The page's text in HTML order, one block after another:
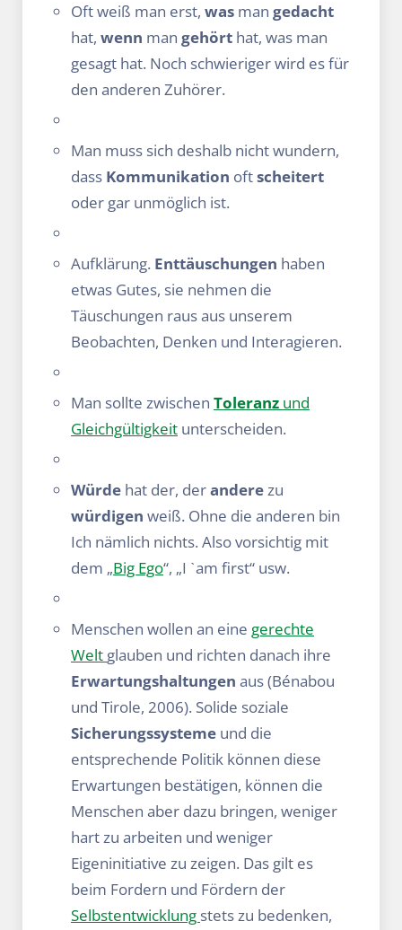
Oft weiß man erst, was man gedacht
hat, wenn man gehört hat, was man
gesagt hat. Noch schwieriger wird es für
den anderen Zuhörer.
Man muss sich deshalb nicht wundern,
dass Kommunikation oftscheitert
oder gar unmöglich ist.
Aufklärung. Enttäuschungen haben
etwas Gutes, sie nehmen die
Täuschungen raus aus unserem
Beobachten, Denken und Interagieren.
Man sollte zwischen Toleranz und
Gleichgültigkeit unterscheiden.
Würde hat der, deranderezu
würdigen weiß. Ohne die anderen bin
Ich nämlich nichts. Also vorsichtig mit
dem „Big Ego“, „I ˋam first“ usw.
Menschen wollen an eine gerechte
Welt glauben und richten danach ihre
Erwartungshaltungen aus (Bénabou
und Tirole, 2006). Solide soziale
Sicherungssysteme und die
entsprechende Politik können diese
Erwartungen bestätigen, können die
Menschen aber dazu bringen, weniger
hart zu arbeiten und weniger
Eigeninitiative zu zeigen. Das gilt es
beim Fordern und Fördern der
Selbstentwicklung stets zu bedenken,